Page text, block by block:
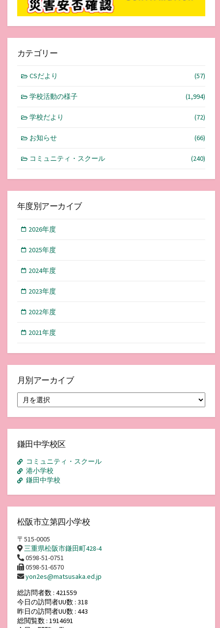
カテゴリー
CSだより (57)
学校活動の様子 (1,994)
学校だより (72)
お知らせ (66)
コミュニティ・スクール (240)
年度別アーカイブ
2026年度
2025年度
2024年度
2023年度
2022年度
2021年度
月別アーカイブ
別
ア
イ
鎌田中学校区
コミュニティ・スクール
港小学校
鎌田中学校
松阪市立第四小学校
〒515-0005
三重県松阪市鎌田町428-4
0598-51-0751
0598-51-6570
yon2es@matsusaka.ed.jp
総訪問者数 : 421559
今日の訪問者UU数 : 318
昨日の訪問者UU数 : 443
総閲覧数 : 1914691